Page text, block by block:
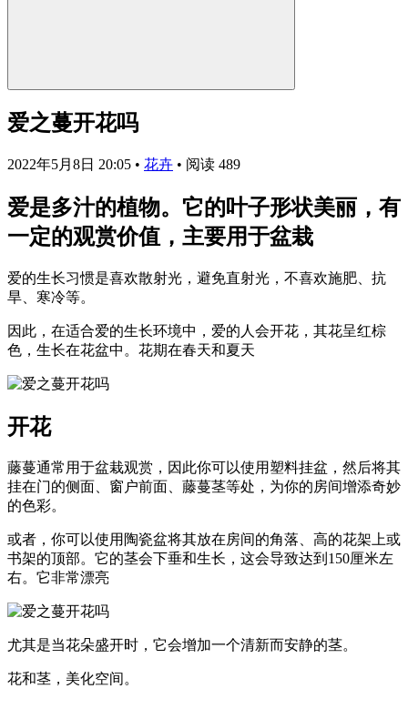
爱之蔓开花吗
2022年5月8日 20:05 • 花卉 • 阅读 489
爱是多汁的植物。它的叶子形状美丽，有
一定的观赏价值，主要用于盆栽
爱的生长习惯是喜欢散射光，避免直射光，不喜欢施肥、抗
旱、寒冷等。
因此，在适合爱的生长环境中，爱的人会开花，其花呈红棕
色，生长在花盆中。花期在春天和夏天
开花
藤蔓通常用于盆栽观赏，因此你可以使用塑料挂盆，然后将其
挂在门的侧面、窗户前面、藤蔓茎等处，为你的房间增添奇妙
的色彩。
或者，你可以使用陶瓷盆将其放在房间的角落、高的花架上或
书架的顶部。它的茎会下垂和生长，这会导致达到150厘米左
右。它非常漂亮
尤其是当花朵盛开时，它会增加一个清新而安静的茎。
花和茎，美化空间。